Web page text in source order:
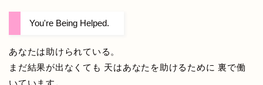
You're Being Helped.
あなたは助けられている。
まだ結果が出なくても 天はあなたを助けるために 裏で働
いています。